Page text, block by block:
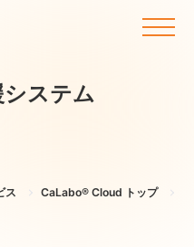
ステム
ス CaLabo®︎ Cloud トップ